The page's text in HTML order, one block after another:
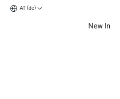
AT (de)
Zum Hauptinhalt springenNew In